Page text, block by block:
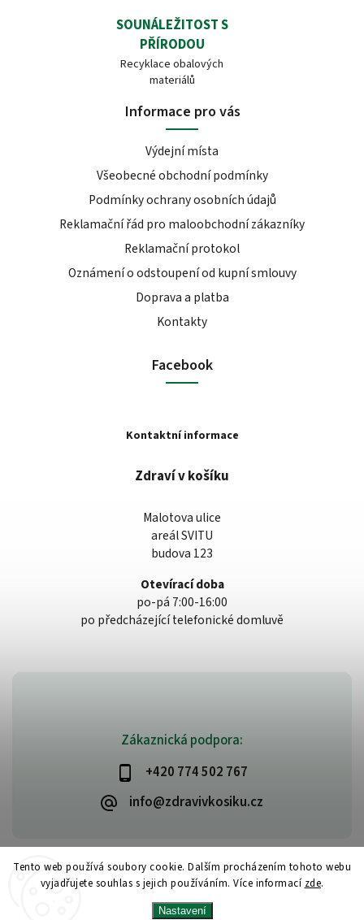
Tento web používá soubory cookie. Dalším procházením tohoto webu
vyjadřujete souhlas s jejich používáním. Více informací zde.
Nastavení
SOUNÁLEŽITOST S
PŘÍRODOU
Recyklace obalových
materiálů
Zákaznická podpora:
+420 774 502 767
info@zdravivkosiku.cz
Informace pro vás
Výdejní místa
Všeobecné obchodní podmínky
Podmínky ochrany osobních údajů
Reklamační řád pro maloobchodní zákazníky
Reklamační protokol
Oznámení o odstoupení od kupní smlouvy
Doprava a platba
Kontakty
Facebook
Kontaktní informace
Zdraví v košíku
Malotova ulice
areál SVITU
budova 123
Otevírací doba
po-pá 7:00-16:00
po předcházející telefonické domluvě
www.zdravivkosiku.cz